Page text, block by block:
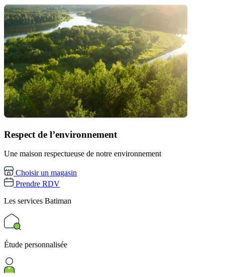
Respect de l’environnement
Une maison respectueuse de notre environnement
Choisir un magasin
Prendre RDV
Les services Batiman
Étude personnalisée